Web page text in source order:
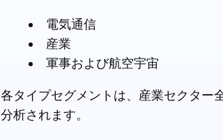
電気通信
産業
軍事および航空宇宙
各タイプセグメントは、産業セクター
分析されます。